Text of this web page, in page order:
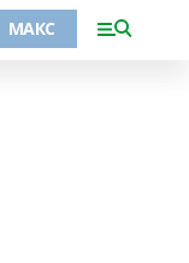
МАКС